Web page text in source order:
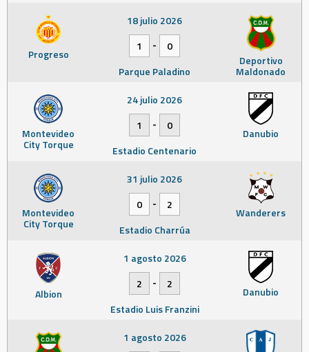
Progreso Deportivo
Maldonado
18 julio 2026
1
-
0
Parque Paladino
Montevideo
City Torque
Danubio
24 julio 2026
1
-
0
Estadio Centenario
Montevideo
City Torque
Wanderers
31 julio 2026
0
-
2
Estadio Charrúa
Albion Danubio
1 agosto 2026
2
-
2
Estadio Luis Franzini
1 agosto 2026